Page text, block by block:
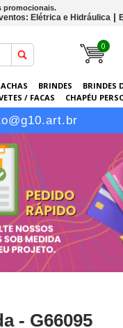
promocionais.
Elétrica e Hidráulica
0
BRINDES BRINDES
/ FACAS CHAPÉU
PERSONALIZADAS
- G66095